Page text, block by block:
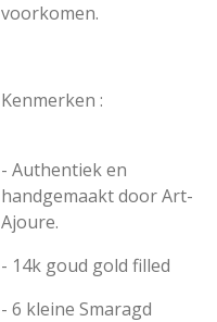
voorkomen.
Kenmerken :
- Authentiek en
handgemaakt door Art-
Ajoure.
- 14k goud gold filled
- 6 kleine Smaragd